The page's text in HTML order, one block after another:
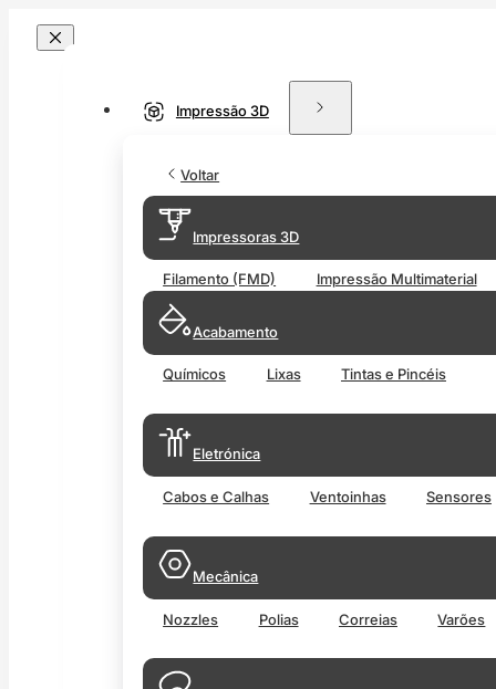
Impressão 3D
Voltar
Impressoras 3D
Filamento (FMD) Impressão Multimaterial
Acabamento
Químicos Lixas Tintas e Pincéis
Eletrónica
Cabos e Calhas Ventoinhas Sensores
Mecânica
Nozzles Polias Correias Varões